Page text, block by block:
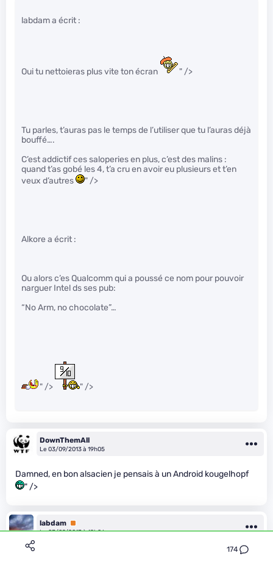
174
labdam a écrit :
Oui tu nettoieras plus vite ton écran " />
Tu parles, t’auras pas le temps de l’utiliser que tu l’auras déjà
bouffé….
C’est addictif ces saloperies en plus, c’est des malins :
quand t’as gobé les 4, t’a cru en avoir eu plusieurs et t’en
veux d’autres
" />
Alkore a écrit :
Ou alors c’es Qualcomm qui a poussé ce nom pour pouvoir
narguer Intel ds ses pub:
“No Arm, no chocolate”…
" /> " />
DownThemAll
Le 03/09/2013 à 19h05
Damned, en bon alsacien je pensais à un Android kougelhopf
" />
labdam Premium
Le 03/09/2013 à 19h06